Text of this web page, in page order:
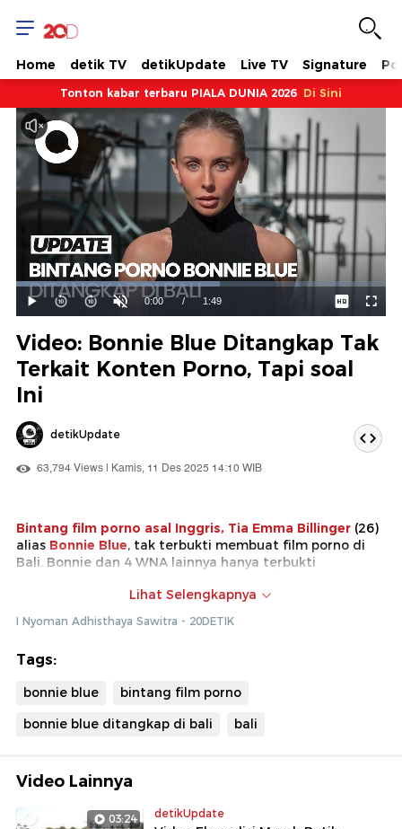
Home detik TV detikUpdate Live TV Signature
Tonton kabar terbaru PIALA DUNIA 2026 Di Sini
Mainkan
Suara
Hidup
Waktu
0:00 / Durasi
1:49
Dimuat:
55.07%
Video: Bonnie Blue Ditangkap Tak
Terkait Konten Porno, Tapi soal
Ini
detikUpdate
63,794 Views | Kamis, 11 Des 2025 14:10 WIB
Bintang film porno asal Inggris, Tia Emma Billinger (26)
alias Bonnie Blue, tak terbukti membuat film porno di
Bali. Bonnie dan 4 WNA lainnya hanya terbukti
dengan membuat konten dan juga pelanggaran
keimigrasian (tidak sesuai izin tinggalnya).
Lihat Selengkapnya
I Nyoman Adhisthaya Sawitra - 20DETIK
Tags:
bonnie blue
bintang film porno
bonnie blue ditangkap di bali
bali
Video Lainnya
03:24 detikUpdate